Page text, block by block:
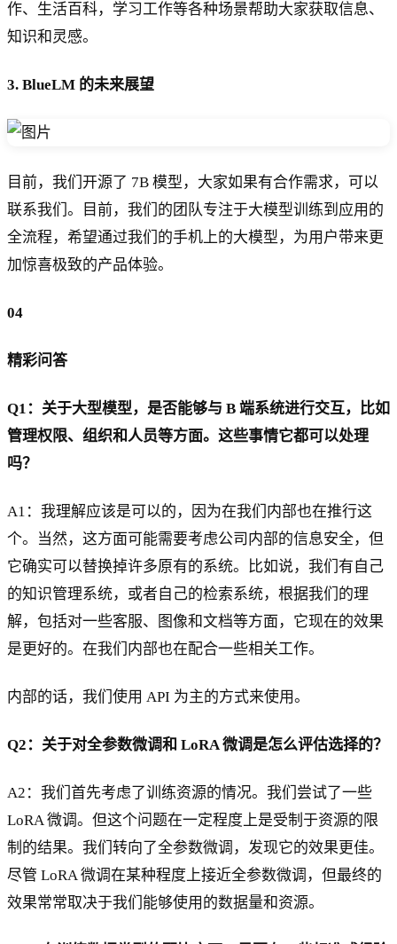
作、生活百科，学习工作等各种场景帮助大家获取信息、
知识和灵感。
3. BlueLM 的未来展望
目前，我们开源了 7B 模型，大家如果有合作需求，可以
联系我们。目前，我们的团队专注于大模型训练到应用的
全流程，希望通过我们的手机上的大模型，为用户带来更
加惊喜极致的产品体验。
04
精彩问答
Q1：关于大型模型，是否能够与 B 端系统进行交互，比如
管理权限、组织和人员等方面。这些事情它都可以处理
吗？
A1：我理解应该是可以的，因为在我们内部也在推行这
个。当然，这方面可能需要考虑公司内部的信息安全，但
它确实可以替换掉许多原有的系统。比如说，我们有自己
的知识管理系统，或者自己的检索系统，根据我们的理
解，包括对一些客服、图像和文档等方面，它现在的效果
是更好的。在我们内部也在配合一些相关工作。
内部的话，我们使用 API 为主的方式来使用。
Q2：关于对全参数微调和 LoRA 微调是怎么评估选择的？
A2：我们首先考虑了训练资源的情况。我们尝试了一些
LoRA 微调。但这个问题在一定程度上是受制于资源的限
制的结果。我们转向了全参数微调，发现它的效果更佳。
尽管 LoRA 微调在某种程度上接近全参数微调，但最终的
效果常常取决于我们能够使用的数据量和资源。